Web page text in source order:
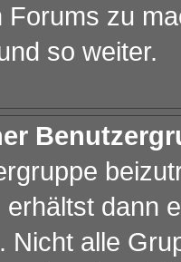
Forums zu
so weiter.
dann
Nicht alle